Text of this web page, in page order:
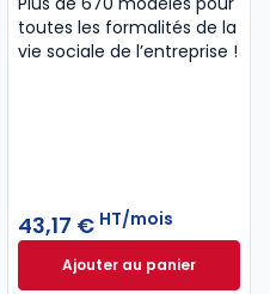
du personnel 2025/
toutes les formalités de la
vie sociale de l’entreprise !
43,17 € HT/mois
Ajouter au panierFormulaire Social